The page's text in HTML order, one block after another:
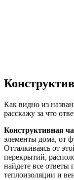
Как видно из
расскажу за что
Конструктивная
элементы дома, от
Отталкиваясь от
перекрытий,
найдете все ответы
теплоизоляции и